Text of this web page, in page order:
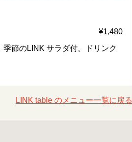
¥1,480
節のLINK サラダ付。ドリンク
LINK table のメニュー一覧に戻る